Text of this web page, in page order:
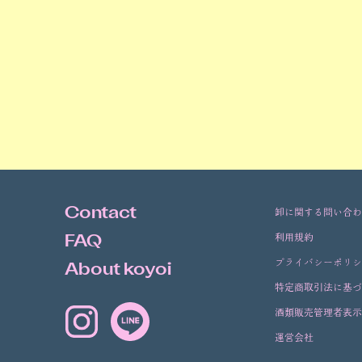
Contact
FAQ
About koyoi
卸に関する問い合
利用規約
プライバシーポリ
特定商取引法に基
酒類販売管理者表示
運営会社